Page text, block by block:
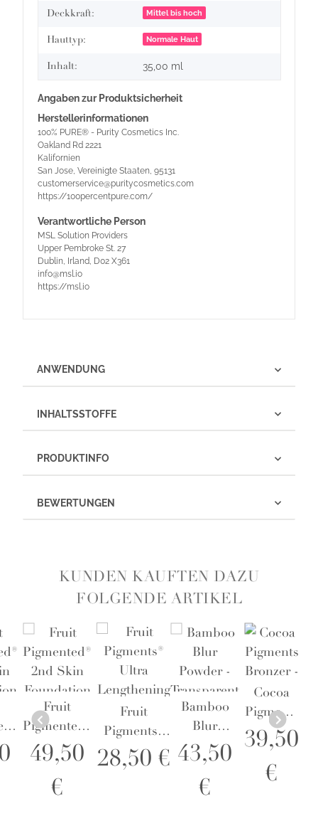
Deckkraft: Mittel bis hoch
Hauttyp: Normale Haut
Inhalt: 35,00 ml
Angaben zur Produktsicherheit
Herstellerinformationen
100% PURE® - Purity Cosmetics Inc.
Oakland Rd 2221
Kalifornien
San Jose, Vereinigte Staaten, 95131
customerservice@puritycosmetics.com
https://100percentpure.com/
Verantwortliche Person
MSL Solution Providers
Upper Pembroke St. 27
Dublin, Irland, D02 X361
info@msl.io
https://msl.io
ANWENDUNG
INHALTSSTOFFE
PRODUKTINFO
BEWERTUNGEN
KUNDEN KAUFTEN DAZU
FOLGENDE ARTIKEL
Fruit
Pigmented®
2nd Skin
Foundation
- Shade 2
49,50
€
Fruit
Pigments®
Ultra
Lengthening
28,50 €
Bamboo
Blur
Powder -
Transparent
43,50
€
Cocoa
Pigments
Bronzer -
Cocoa
Kissed
39,50
€